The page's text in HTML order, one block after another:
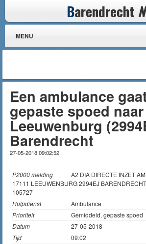
Barendrecht
MENU
Een ambulance
gepaste spoed
Leeuwenburg
Barendrecht
27-05-2018 09:02:52
P2000 melding
A2 DIA DIRECTE INZET
17111 LEEUWENBURG 2994EJ
105727
Hulpdienst
Ambulance
Prioriteit
Gemiddeld, gepaste spoed
Datum
27-05-2018
Tijd
09:02